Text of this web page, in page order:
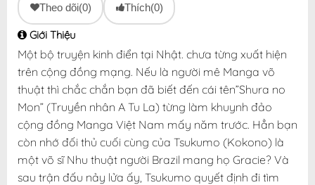
Theo dõi(0) Thích(0)
Giới Thiệu
Một bộ truyện kinh điển tại Nhật. chưa từng xuất hiện
trên cộng đồng mạng. Nếu là người mê Manga võ
thuật thì chắc chắn bạn đã biết đến cái tên”Shura no
Mon” (Truyền nhân A Tu La) từng làm khuynh đảo
cộng đồng Manga Việt Nam mấy năm trước. Hẳn bạn
còn nhớ đối thủ cuối cùng của Tsukumo (Kokono) là
một võ sĩ Nhu thuật người Brazil mang họ Gracie? Và
sau trận đấu nảy lửa ấy, Tsukumo quyết định đi tìm